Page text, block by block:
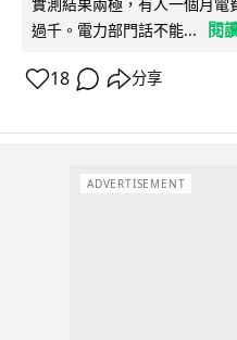
過千。電力部門話不能...
閱
18 分享
ADVERTISEMENT